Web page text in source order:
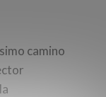
camino